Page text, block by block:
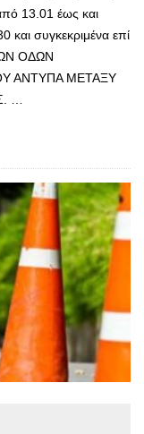
13.01 έως και
συγκεκριμένα επί
ΟΔΩΝ
ΑΝΤΥΠΑ ΜΕΤΑΞΥ
…